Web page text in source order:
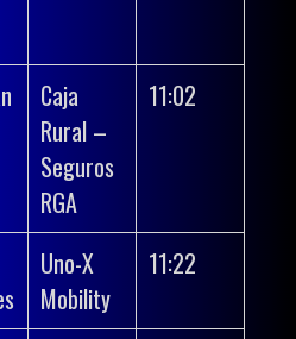
Caja
Rural –
Seguros
RGA
11:02
Uno-X
Mobility
11:22